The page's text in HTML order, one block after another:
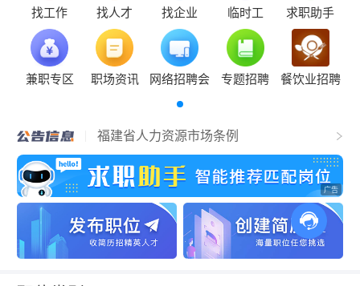
找工作 找人才 找企业 临时工 求职助手
兼职专区 职场资讯 网络招聘会 专题招聘 餐饮业招聘
福清市事业单位公开招聘工作人员（含参
聘和控制数人员）的公告
福建省人力资源市场条例
关于拟认定2025年福清市第二批吸纳重点
群体就业认定的企业名单的公示
关于开展2024年度企业劳动保障守法诚信
等级评价工作的公告
关于公布2024年度福清市经营性人力资源
服务机构年度报告结果的通知
关于拟拨付2025年2月份福清市失业保险支
持参保职工提升职业技能补贴的公示
关于征集2025年“好年华 聚福州”大学生暑
期社会实践岗位的通知
关于2024年度福清市民办职业培训机构年
检年报情况的公示
关于拟拨付我市2025年3月职业培训 “见证